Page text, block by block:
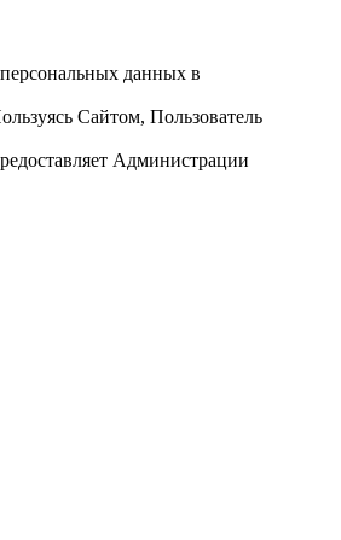
данных в
Сайтом, Пользователь
Администрации